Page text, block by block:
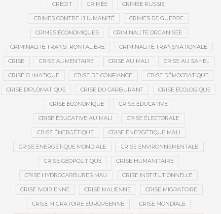
CRÉDIT CRIMÉE CRIMÉE RUSSIE
CRIMES CONTRE L’HUMANITÉ CRIMES DE GUERRE
CRIMES ÉCONOMIQUES CRIMINALITÉ ORGANISÉE
CRIMINALITÉ TRANSFRONTALIÈRE CRIMINALITÉ TRANSNATIONALE
CRISE CRISE ALIMENTAIRE CRISE AU MALI CRISE AU SAHEL
CRISE CLIMATIQUE CRISE DE CONFIANCE CRISE DÉMOCRATIQUE
CRISE DIPLOMATIQUE CRISE DU CARBURANT CRISE ÉCOLOGIQUE
CRISE ÉCONOMIQUE CRISE ÉDUCATIVE
CRISE ÉDUCATIVE AU MALI CRISE ÉLECTORALE
CRISE ÉNERGÉTIQUE CRISE ÉNERGÉTIQUE MALI
CRISE ÉNERGÉTIQUE MONDIALE CRISE ENVIRONNEMENTALE
CRISE GÉOPOLITIQUE CRISE HUMANITAIRE
CRISE HYDROCARBURES MALI CRISE INSTITUTIONNELLE
CRISE IVOIRIENNE CRISE MALIENNE CRISE MIGRATOIRE
CRISE MIGRATOIRE EUROPÉENNE CRISE MONDIALE